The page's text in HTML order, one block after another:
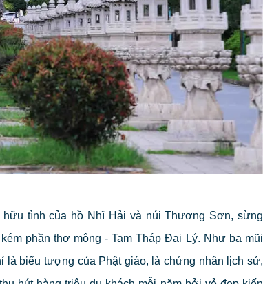
tình của hồ Nhĩ Hải và núi Thương Sơn, sừng
phần thơ mộng - Tam Tháp Đại Lý. Như ba mũi
là biểu tượng của Phật giáo, là chứng nhân lịch sử,